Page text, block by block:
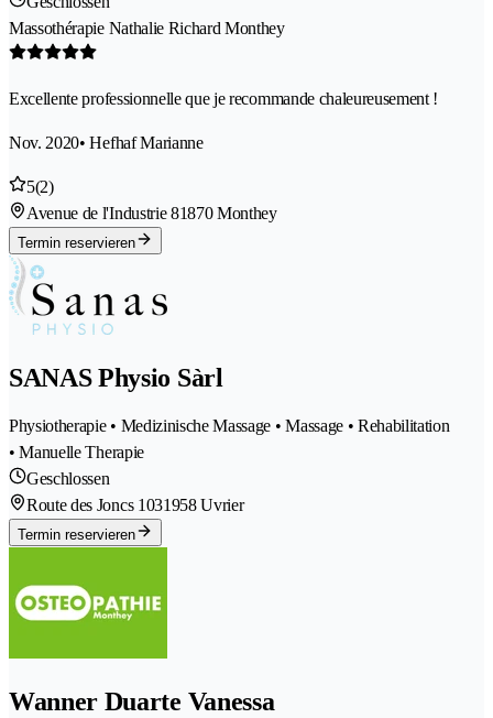
Massothérapie Nathalie Richard Monthey
Excellente professionnelle que je recommande chaleureusement !
Nov. 2020• Hefhaf Marianne
5(2)
Avenue de l'Industrie 81870 Monthey
Termin reservieren
SANAS Physio Sàrl
Physiotherapie • Medizinische Massage • Massage • Rehabilitation
• Manuelle Therapie
Geschlossen
Route des Joncs 1031958 Uvrier
Termin reservieren
Wanner Duarte Vanessa